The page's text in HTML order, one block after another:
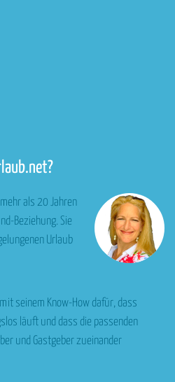
als 20 Jahren
Beziehung. Sie
Urlaub
seinem Know-How dafür, dass
läuft und dass die passenden
und Gastgeber zueinander